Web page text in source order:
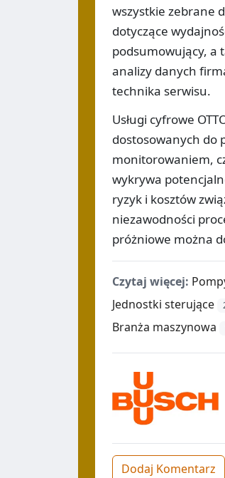
wszystkie zebrane
dotyczące
podsumowujący, a
analizy danych
technika serwisu.
Usługi cyfrowe
dostosowanych do
monitorowaniem,
wykrywa
ryzyk i kosztów
niezawodności
próżniowe można
Czytaj więcej:
Jednostki sterujące
Branża maszynowa
Dodaj Komentarz